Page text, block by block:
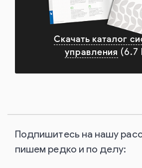
Скачать каталог
управления (6.7
Подпишитесь на нашу
пишем редко и по делу: